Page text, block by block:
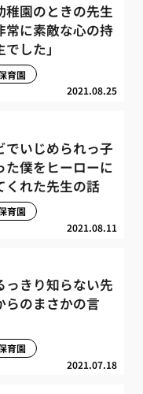
稚園のときの先生
常に素敵な心の持
でした」
2021.08.25
育園
でいじめられっ子
た僕をヒーローに
くれた先生の話
2021.08.11
育園
っきり知らない先
らのまさかの言
2021.07.18
育園